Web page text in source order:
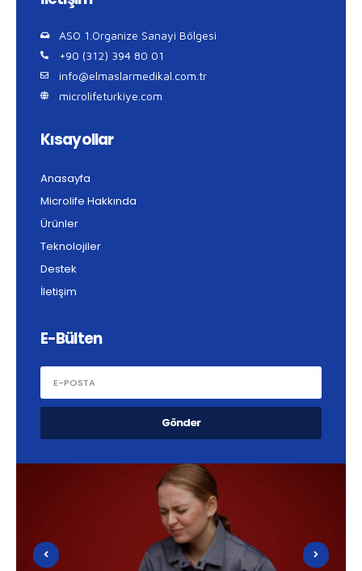
ASO 1.Organize Sanayi Bölgesi
+90 (312) 394 80 01
info@elmaslarmedikal.com.tr
microlifeturkiye.com
Kısayollar
Anasayfa
Microlife Hakkında
Ürünler
Teknolojiler
Destek
İletişim
E-Bülten
Gönder